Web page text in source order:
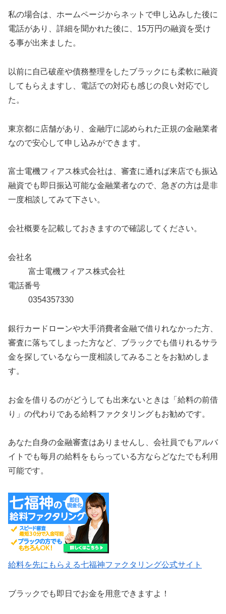
私の場合は、ホームページからネットで申し込みした後に
電話があり、詳細を聞かれた後に、15万円の融資を受け
る事が出来ました。
以前に自己破産や債務整理をしたブラックにも柔軟に融資
してもらえますし、電話での対応も感じの良い対応でし
た。
東京都に店舗があり、金融庁に認められた正規の金融業者
なので安心して申し込みができます。
富士電機フィアス株式会社は、審査に通れば来店でも振込
融資でも即日振込可能な金融業者なので、急ぎの方は是非
一度相談してみて下さい。
会社概要を記載しておきますので確認してください。
会社名
富士電機フィアス株式会社
電話番号
0354357330
銀行カードローンや大手消費者金融で借りれなかった方、
審査に落ちてしまった方など、ブラックでも借りれるサラ
金を探しているなら一度相談してみることをお勧めしま
す。
お金を借りるのがどうしても出来ないときは「給料の前借
り」の代わりである給料ファクタリングもお勧めです。
あなた自身の金融審査はありませんし、会社員でもアルバ
イトでも毎月の給料をもらっている方ならどなたでも利用
可能です。
給料を先にもらえる七福神ファクタリング公式サイト
ブラックでも即日でお金を用意できますよ！